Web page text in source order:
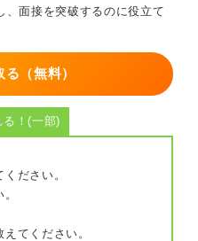
、面接を突破するのに役立て
（無料）
る！(一部)
ださい。
てください。